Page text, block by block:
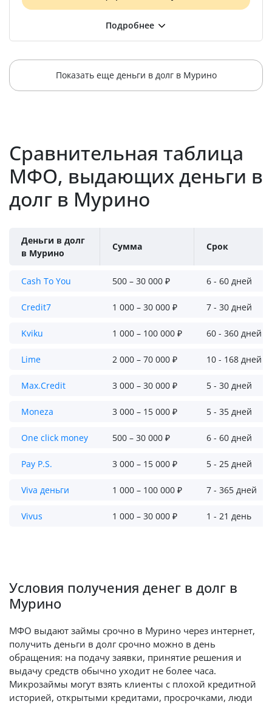
Показать еще деньги в долг в Мурино
Сравнительная таблица
МФО, выдающих деньги в
долг в Мурино
Деньги в долг
в Мурино
Сумма Срок
Cash To You 500 – 30 000 ₽ 6 - 60 дней
Credit7 1 000 – 30 000 ₽ 7 - 30 дней
Kviku 1 000 – 100 000 ₽ 60 - 360 дней
Lime 2 000 – 70 000 ₽ 10 - 168 дней
Max.Credit 3 000 – 30 000 ₽ 5 - 30 дней
Moneza 3 000 – 15 000 ₽ 5 - 35 дней
One click money 500 – 30 000 ₽ 6 - 60 дней
Pay P.S. 3 000 – 15 000 ₽ 5 - 25 дней
Viva деньги 1 000 – 100 000 ₽ 7 - 365 дней
Vivus 1 000 – 30 000 ₽ 1 - 21 день
Условия получения денег в долг в
Мурино
МФО выдают займы срочно в Мурино через интернет,
получить деньги в долг срочно можно в день
обращения: на подачу заявки, принятие решения и
выдачу средств обычно уходит не более часа.
Микрозаймы могут взять клиенты с плохой кредитной
историей, открытыми кредитами, просрочками, люди